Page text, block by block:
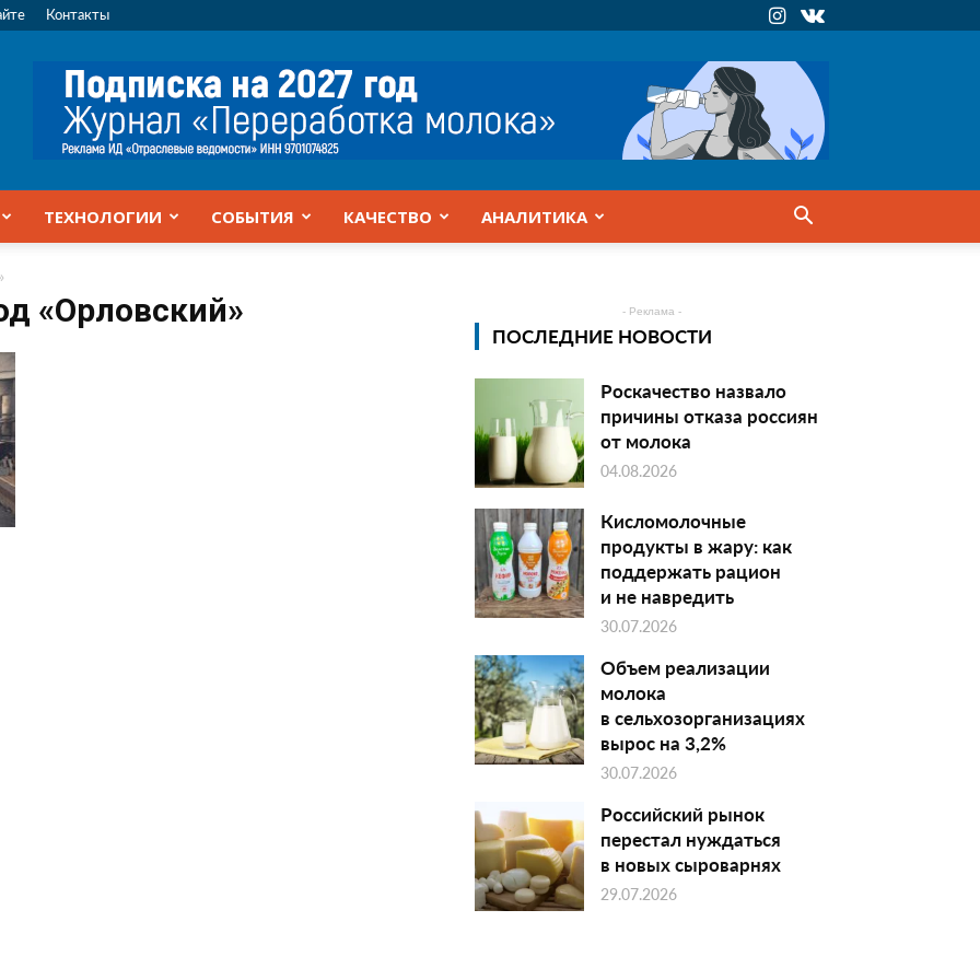
Контакты
ТЕХНОЛОГИИ СОБЫТИЯ КАЧЕСТВО АНАЛИТИКА
«Орловский» - Реклама -
ПОСЛЕДНИЕ НОВОСТИ
Роскачество назвало
причины отказа россиян
от молока
04.08.2026
Кисломолочные
продукты в жару: как
поддержать рацион
и не навредить
30.07.2026
Объем реализации
молока
в сельхозорганизациях
вырос на 3,2%
30.07.2026
Российский рынок
перестал нуждаться
в новых сыроварнях
29.07.2026